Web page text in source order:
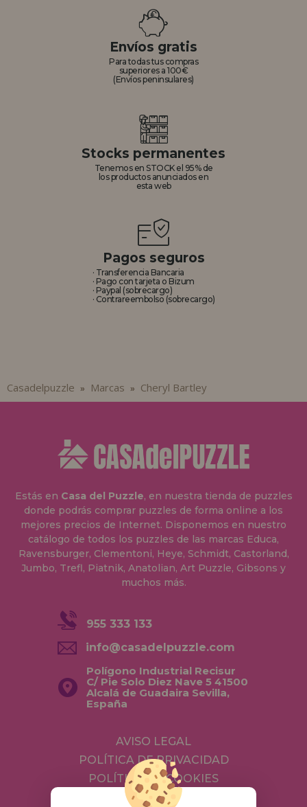
REGISTRO DISTRIBUIDOR
Envíos gratis
Para todas tus compras
superiores a 100€
(Envíos peninsulares)
Stocks permanentes
Tenemos en STOCK el 95% de
los productos anunciados en
esta web
Pagos seguros
· Transferencia Bancaria
· Pago con tarjeta o Bizum
· Paypal (sobrecargo)
· Contrareembolso (sobrecargo)
Casadelpuzzle » Marcas » Cheryl Bartley
Estás en Casa del Puzzle, en nuestra tienda de puzzles
donde podrás comprar puzzles de forma online a los
mejores precios de Internet. Disponemos en nuestro
catálogo de todos los puzzles de las marcas Educa,
Ravensburger, Clementoni, Heye, Schmidt, Castorland,
Jumbo, Trefl, Piatnik, Anatolian, Art Puzzle, Gibsons y
muchos más.
955 333 133
info@casadelpuzzle.com
Polígono Industrial Recisur
C/ Pie Solo Diez Nave 5 41500
Alcalá de Guadaira Sevilla,
España
AVISO LEGAL
POLÍTICA DE PRIVACIDAD
POLÍTICA DE COOKIES
ENVÍOS Y DEVOLUCIONES